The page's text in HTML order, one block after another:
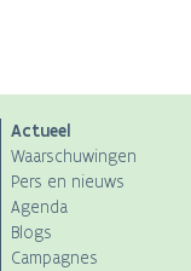
Actueel
Waarschuwingen
Pers en nieuws
Agenda
Blogs
Campagnes